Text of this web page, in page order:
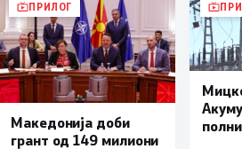
ПРИЛОГ
Македонија доби
грант од 149 милиони